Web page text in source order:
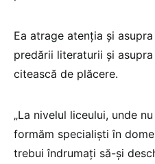
Ea atrage atenția și
predării literaturii și
citească de plăcere.
„La nivelul liceului, unde
formăm specialiști în
trebui îndrumați să-și